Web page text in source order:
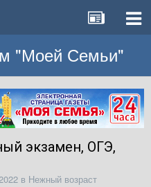
"Моей Семьи"
экзамен, ОГЭ,
в Нежный возраст